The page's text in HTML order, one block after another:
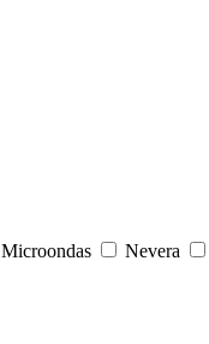
Microondas Nevera